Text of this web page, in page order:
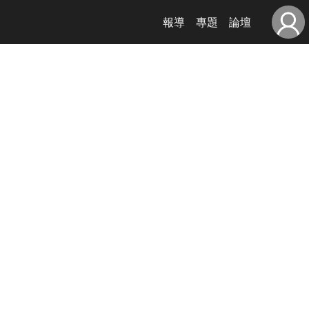
報導 專題 論壇